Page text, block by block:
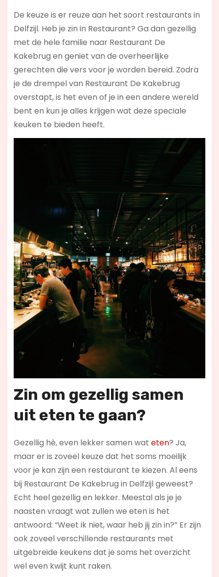
De keuze is er reuze aan het soort restaurants in
Delfzijl. Heb je zin in Restaurant? Ga dan gezellig
met de hele familie naar Restaurant De
Kakebrug en geniet van de overheerlijke
gerechten die vers voor je worden bereid. Zodra
je de drempel van Restaurant De Kakebrug
overstapt, is het even of je in een andere wereld
bent en kun je alles krijgen wat deze speciale
keuken te bieden heeft.
Zin om gezellig samen
uit eten te gaan?
Gezellig hè, even lekker samen wat eten? Ja,
maar er is zoveel keuze dat het soms moeilijk
voor je kan zijn een restaurant te kiezen. Al eens
bij Restaurant De Kakebrug in Delfzijl geweest?
Echt heel gezellig en lekker. Meestal als je je
naasten vraagt wat zullen we eten is het
antwoord: “Weet ik niet, waar heb jij zin in?” Er zijn
ook zoveel verschillende restaurants met
uitgebreide keukens dat je soms het overzicht
wel even kwijt kunt raken.